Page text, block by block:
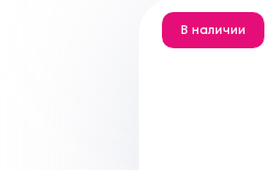
В наличии